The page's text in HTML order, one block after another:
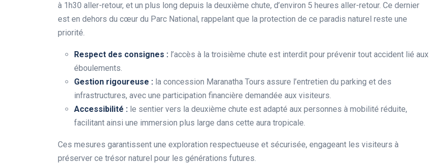
à 1h30 aller-retour, et un plus long depuis la deuxième chute, d’environ 5 heures aller-retour. Ce dernier
est en dehors du cœur du Parc National, rappelant que la protection de ce paradis naturel reste une
priorité.
Respect des consignes : l’accès à la troisième chute est interdit pour prévenir tout accident lié aux
éboulements.
Gestion rigoureuse : la concession Maranatha Tours assure l’entretien du parking et des
infrastructures, avec une participation financière demandée aux visiteurs.
Accessibilité : le sentier vers la deuxième chute est adapté aux personnes à mobilité réduite,
facilitant ainsi une immersion plus large dans cette aura tropicale.
Ces mesures garantissent une exploration respectueuse et sécurisée, engageant les visiteurs à
préserver ce trésor naturel pour les générations futures.